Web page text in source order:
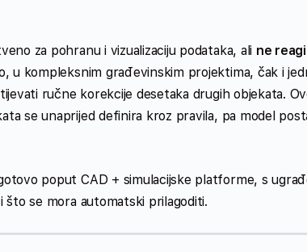
za pohranu i vizualizaciju podataka, ali ne
u kompleksnim građevinskim projektima, čak i
ručne korekcije desetaka drugih objekata.
se unaprijed definira kroz pravila, pa model
poput CAD + simulacijske platforme, s
se mora automatski prilagoditi.